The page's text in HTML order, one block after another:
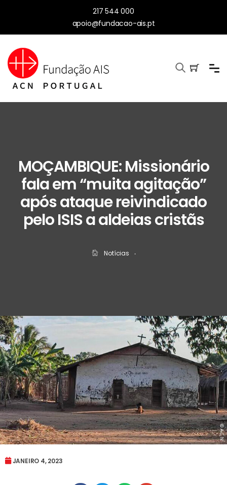
217 544 000
apoio@fundacao-ais.pt
MOÇAMBIQUE: Missionário
fala em “muita agitação”
após ataque reivindicado
pelo ISIS a aldeias cristãs
Notícias ‧
JANEIRO 4, 2023